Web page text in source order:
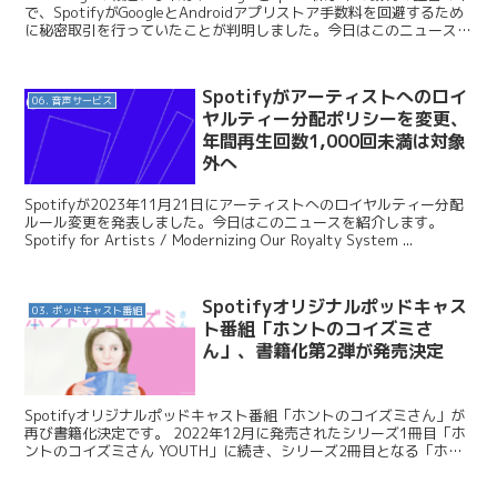
で、SpotifyがGoogleとAndroidアプリストア手数料を回避するため
に秘密取引を行っていたことが判明しました。今日はこのニュースを
06. 音声サービス
Spotifyがアーティストへのロイ
ヤルティー分配ポリシーを変更、
年間再生回数1,000回未満は対象
外へ
Spotifyが2023年11月21日にアーティストへのロイヤルティー分配
ルール変更を発表しました。今日はこのニュースを紹介します。
Spotify for Artists / Modernizing Our Royalty System ...
03. ポッドキャスト番組
Spotifyオリジナルポッドキャス
ト番組「ホントのコイズミさ
ん」、書籍化第2弾が発売決定
Spotifyオリジナルポッドキャスト番組「ホントのコイズミさん」が
再び書籍化決定です。 2022年12月に発売されたシリーズ1冊目「ホ
ントのコイズミさん YOUTH」に続き、シリーズ2冊目となる「ホン